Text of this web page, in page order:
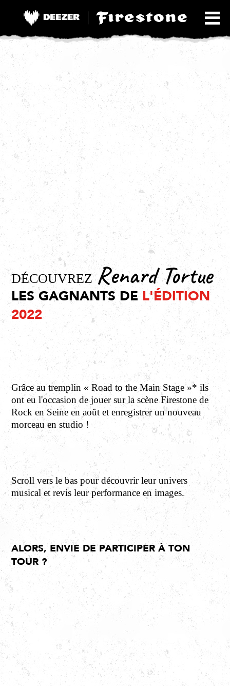
DÉCOUVREZRenard Tortue
LES GAGNANTS DE L'ÉDITION
2022
Grâce au tremplin « Road to the Main Stage »* ils
ont eu l'occasion de jouer sur la scène Firestone de
Rock en Seine en août et enregistrer un nouveau
morceau en studio !
Scroll vers le bas pour découvrir leur univers
musical et revis leurperformance en images.
ALORS, ENVIE DE PARTICIPER À TON
TOUR ?